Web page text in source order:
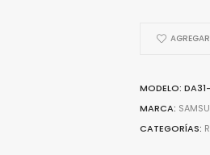
MODELO:
MARCA:
CATEGORÍAS: